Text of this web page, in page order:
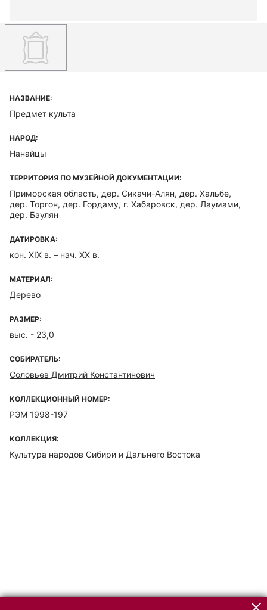
НАЗВАНИЕ:
Предмет культа
НАРОД:
Нанайцы
ТЕРРИТОРИЯ ПО МУЗЕЙНОЙ ДОКУМЕНТАЦИИ:
Приморская область, дер. Сикачи-Алян, дер. Хальбе,
дер. Торгон, дер. Гордаму, г. Хабаровск, дер. Лаумами,
дер. Баулян
ДАТИРОВКА:
кон. XIX в. – нач. XX в.
МАТЕРИАЛ:
Дерево
РАЗМЕР:
выс. - 23,0
СОБИРАТЕЛЬ:
Соловьев Дмитрий Константинович
КОЛЛЕКЦИОННЫЙ НОМЕР:
РЭМ 1998-197
КОЛЛЕКЦИЯ:
Культура народов Сибири и Дальнего Востока